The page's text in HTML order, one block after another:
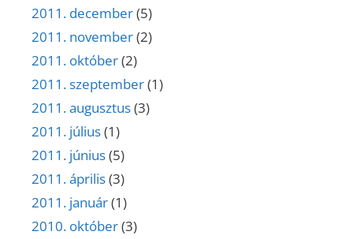
2011. december(5)
2011. november(2)
2011. október(2)
2011. szeptember(1)
2011. augusztus(3)
2011. július(1)
2011. június(5)
2011. április(3)
2011. január(1)
2010. október(3)